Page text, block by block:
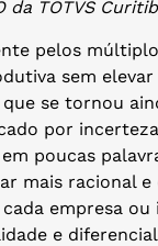
da TOTVS
pelos
sem
se tornou
por
poucas
mais racional
empresa ou
e